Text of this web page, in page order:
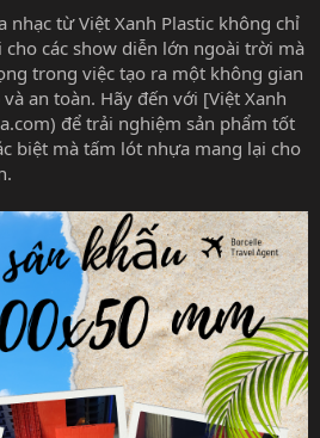
nhạc từ Việt Xanh Plastic không chỉ
các show diễn lớn ngoài trời mà
trong việc tạo ra một không gian
an toàn. Hãy đến với [Việt Xanh
để trải nghiệm sản phẩm tốt
biệt mà tấm lót nhựa mang lại cho